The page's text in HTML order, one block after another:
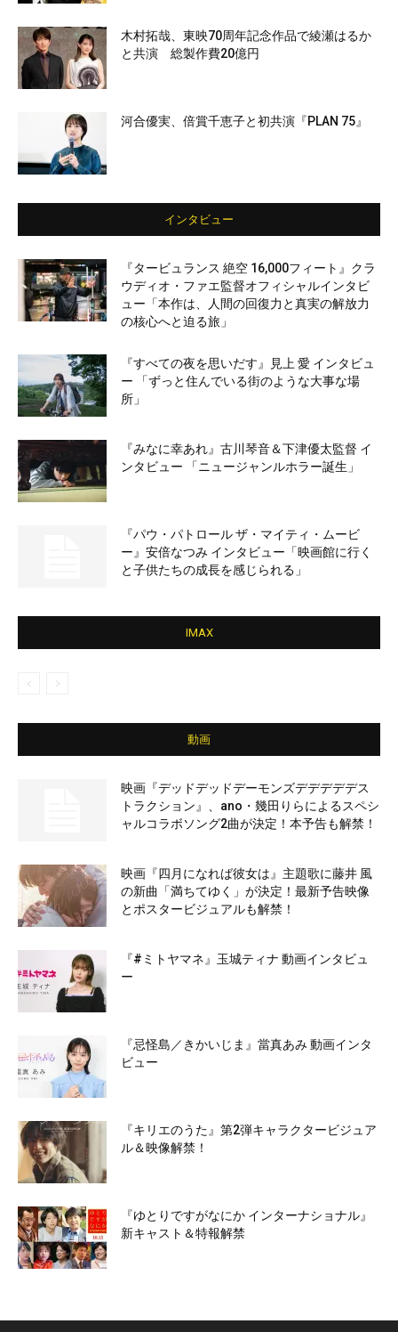
木村拓哉、東映70周年記念作品で綾瀬はるか
と共演 総製作費20億円
河合優実、倍賞千恵子と初共演『PLAN 75』
インタビュー
『タービュランス 絶空 16,000フィート』クラ
ウディオ・ファエ監督オフィシャルインタビ
ュー「本作は、人間の回復力と真実の解放力
の核心へと迫る旅」
『すべての夜を思いだす』見上 愛 インタビュ
ー 「ずっと住んでいる街のような大事な場
所」
『みなに幸あれ』古川琴音＆下津優太監督 イ
ンタビュー 「ニュージャンルホラー誕生」
『パウ・パトロール ザ・マイティ・ムービ
ー』安倍なつみ インタビュー「映画館に行く
と子供たちの成長を感じられる」
IMAX
動画
映画『デッドデッドデーモンズデデデデデス
トラクション』、ano・幾田りらによるスペシ
ャルコラボソング2曲が決定！本予告も解禁！
映画『四月になれば彼女は』主題歌に藤井 風
の新曲「満ちてゆく」が決定！最新予告映像
とポスタービジュアルも解禁！
『#ミトヤマネ』玉城ティナ 動画インタビュ
ー
『忌怪島／きかいじま』當真あみ 動画インタ
ビュー
『キリエのうた』第2弾キャラクタービジュア
ル＆映像解禁！
『ゆとりですがなにか インターナショナル』
新キャスト＆特報解禁